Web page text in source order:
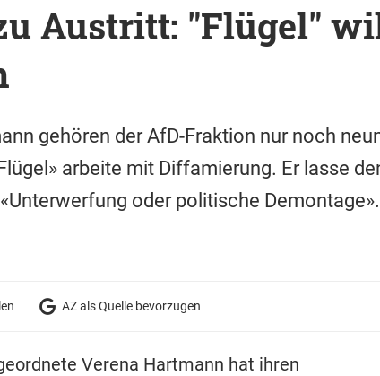
Austritt: "Flügel"
gehören der AfD-Fraktion nur noch
arbeite mit Diffamierung. Er lasse
oder politische Demontage».
AZ als Quelle bevorzugen
Verena Hartmann hat ihren